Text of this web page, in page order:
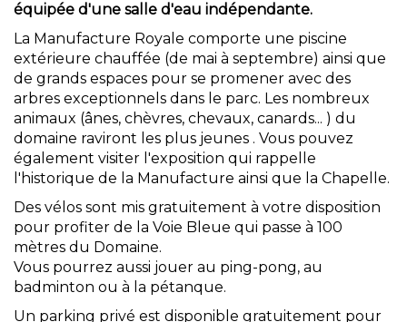
équipée d'une salle d'eau indépendante.
La Manufacture Royale comporte une piscine
extérieure chauffée (de mai à septembre) ainsi que
de grands espaces pour se promener avec des
arbres exceptionnels dans le parc. Les nombreux
animaux (ânes, chèvres, chevaux, canards... ) du
domaine raviront les plus jeunes . Vous pouvez
également visiter l'exposition qui rappelle
l'historique de la Manufacture ainsi que la Chapelle.
Des vélos sont mis gratuitement à votre disposition
pour profiter de la Voie Bleue qui passe à 100
mètres du Domaine.
Vous pourrez aussi jouer au ping-pong, au
badminton ou à la pétanque.
Un parking privé est disponible gratuitement pour